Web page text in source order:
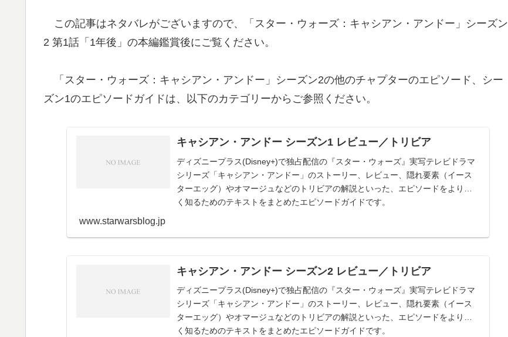
この記事はネタバレがございますので、「スター・ウォーズ：キャシアン・アンドー」シーズン
2 第1話「1年後」の本編鑑賞後にご覧ください。
「スター・ウォーズ：キャシアン・アンドー」シーズン2の他のチャプターのエピソード、シー
ズン1のエピソードガイドは、以下のカテゴリーからご参照ください。
キャシアン・アンドー シーズン1 レビュー／トリビア
ディズニープラス(Disney+)で独占配信の『スター・ウォーズ』実写テレビドラマ
シリーズ「キャシアン・アンドー」のストーリー、レビュー、隠れ要素（イース
ターエッグ）やオマージュなどのトリビアの解説といった、エピソードをより深
く知るためのテキストをまとめたエピソードガイドです。
www.starwarsblog.jp
キャシアン・アンドー シーズン2 レビュー／トリビア
ディズニープラス(Disney+)で独占配信の『スター・ウォーズ』実写テレビドラマ
シリーズ「キャシアン・アンドー」のストーリー、レビュー、隠れ要素（イース
ターエッグ）やオマージュなどのトリビアの解説といった、エピソードをより深
く知るためのテキストをまとめたエピソードガイドです。